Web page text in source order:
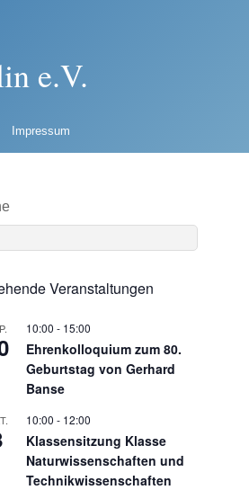
e.V.
Impressum
Veranstaltungen
10:00 - 15:00
Ehrenkolloquium zum 80.
Geburtstag von Gerhard
Banse
10:00 - 12:00
Klassensitzung Klasse
Naturwissenschaften und
Technikwissenschaften